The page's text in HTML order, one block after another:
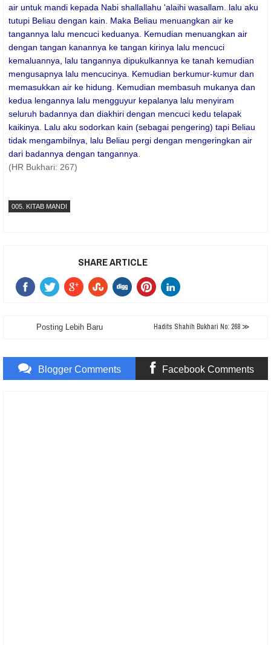
air untuk mandi kepada Nabi shallallahu 'alaihi wasallam. lalu aku
tutupi Beliau dengan kain. Maka Beliau menuangkan air ke
tangannya lalu mencuci keduanya. Kemudian menuangkan air
dengan tangan kanannya ke tangan kirinya lalu mencuci
kemaluannya, lalu tangannya dipukulkannya ke tanah kemudian
mengusapnya lalu mencucinya. Kemudian berkumur-kumur dan
memasukkan air ke hidung. Kemudian membasuh mukanya dan
kedua lengannya lalu mengguyur kepalanya lalu menyiram
seluruh badannya dan diakhiri dengan mencuci kedu telapak
kaikinya. Lalu aku sodorkan kain (sebagai pengering) tapi Beliau
tidak mengambilnya, lalu Beliau pergi dengan mengeringkan air
dari badannya dengan tangannya
(HR Bukhari: 267)
005. KITAB MANDI
SHARE ARTICLE
Posting Lebih Baru Hadits Shahih Bukhari No: 268 ≫
Blogger Comments Facebook Comments